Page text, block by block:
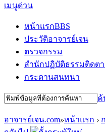
เมนูด่วน
หน้าแรกBBS
ประวัติอาจารย์เจน
ตรวจกรรม
สำนักปฏิบัติธรรมติดต
กระดานสนทนา
ค้
อาจารย์เจน.com»หน้าแรก ›